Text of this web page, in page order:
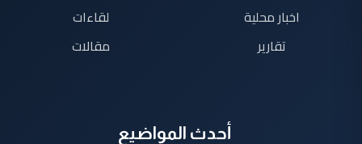
اخبار محلية
تقارير
لقاءات
مقالات
أحدث المواضيع